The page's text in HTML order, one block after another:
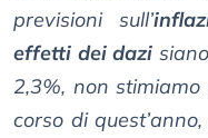
previsioni sull’
effetti dei dazi
2,3%, non
corso di